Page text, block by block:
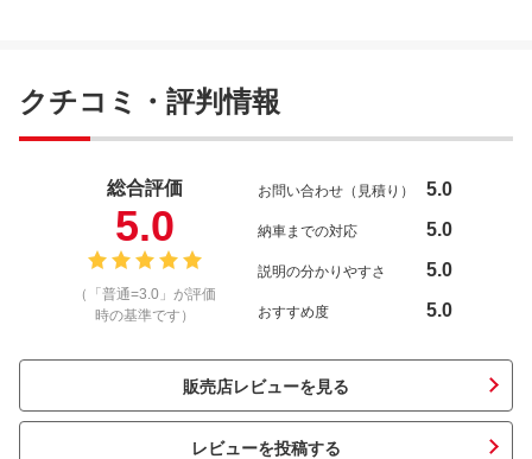
クチコミ・評判情報
総合評価
5.0
（「普通=3.0」が評価
時の基準です）
お問い合わせ（見積り） 5.0
納車までの対応 5.0
説明の分かりやすさ 5.0
おすすめ度 5.0
販売店レビューを見る
レビューを投稿する